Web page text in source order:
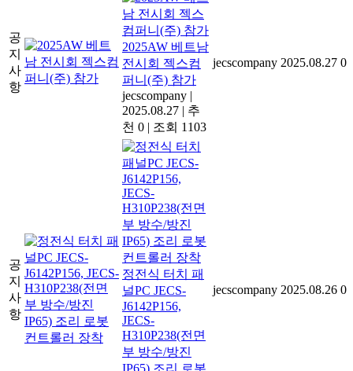
공
지
사
항
2025AW 베트남
전시회 젝스컴
퍼니(주) 참가
jecscompany |
2025.08.27 | 추
천 0 | 조회 1103
jecscompany 2025.08.27 0
공
지
사
항
정전식 터치 패
널PC JECS-
J6142P156,
JECS-
H310P238(전면
부 방수/방진
IP65) 조리 로봇
jecscompany 2025.08.26 0